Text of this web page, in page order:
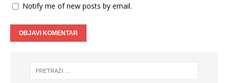
Notify me of new posts by email.